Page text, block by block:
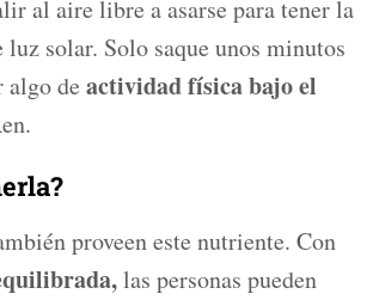
al aire libre a asarse para tener la
solar. Solo saque unos minutos
algo de actividad física bajo el
proveen este nutriente. Con
las personas pueden